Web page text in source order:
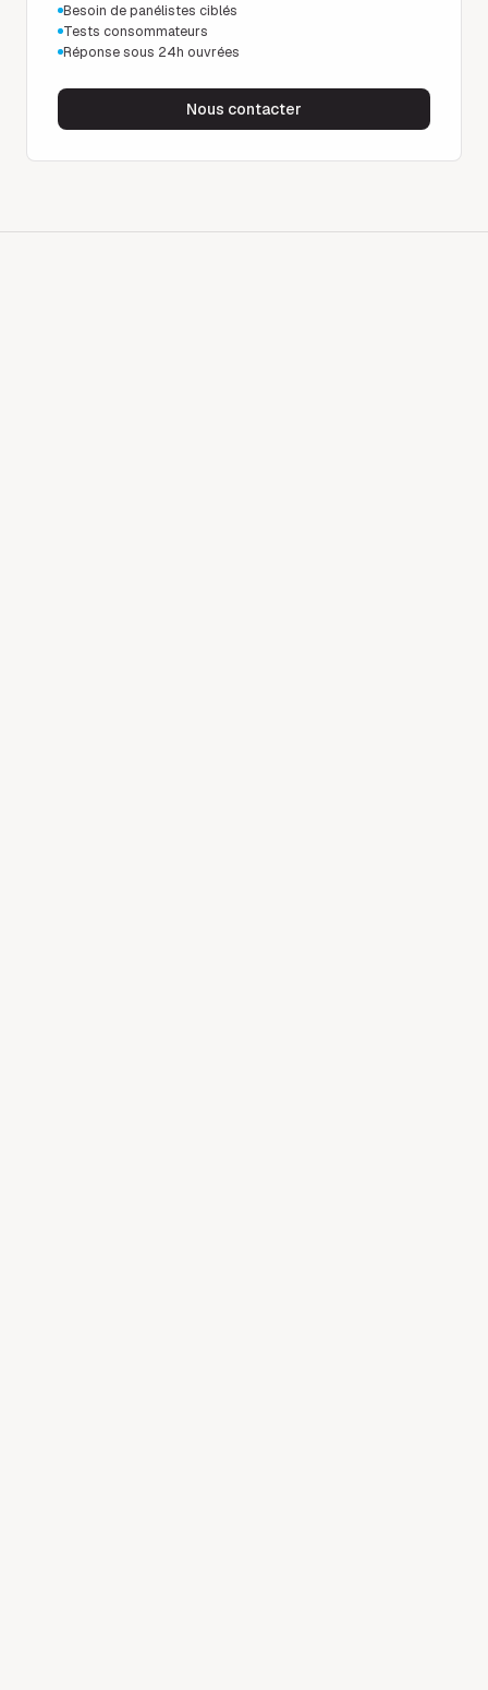
Besoin de panélistes ciblés
Tests consommateurs
Réponse sous 24h ouvrées
Nous contacter